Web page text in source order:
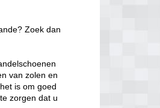
Zoek dan
van zolen en
is om goed
zorgen dat u